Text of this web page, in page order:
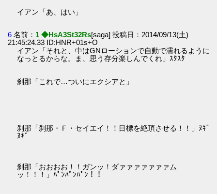
イアン「あ、はい」
6 名前： 1 ◆HsA3St32Rs[saga] 投稿日：2014/09/13(土)
21:45:24.33 ID:HNR+01s+O
イアン「それと、中はGNローションで自動で濡れるように
なっとるからな。ま、思う存分楽しんでくれ」ｽﾀｽﾀ
刹那「これで…ついにエクシアと」
刹那「刹那・Ｆ・セイエイ！！目標を絶頂させる！！」ﾇｷﾞ
ﾇｷﾞ
刹那「おおおお！！ガンッ！ダァァァァァァァム
ッ！！！」ﾊﾟﾝﾊﾟﾝﾊﾟﾝ！！